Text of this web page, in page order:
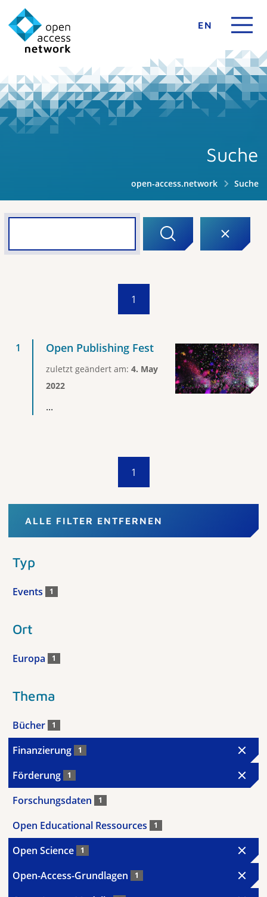
EN
Suche
open-access.network Suche
1
Open Publishing Fest
zuletzt geändert am: 4. May
2022
...
1
ALLE FILTER ENTFERNEN
Typ
Events 1
Ort
Europa 1
Thema
Bücher 1
Finanzierung 1
Förderung 1
Forschungsdaten 1
Open Educational Ressources 1
Open Science 1
Open-Access-Grundlagen 1